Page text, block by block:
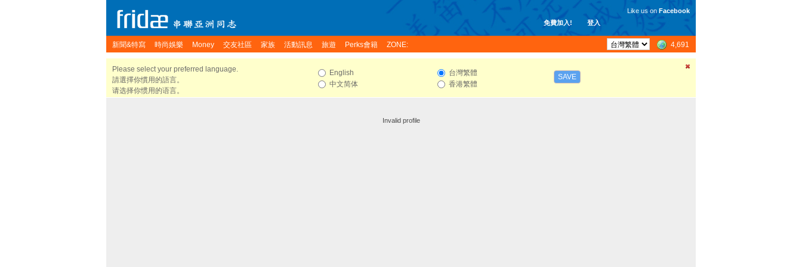
免費加入! 登入
Like us on Facebook
新聞&特寫 時尚娛樂 Money 交友社區 家族 活動訊息 旅遊 Perks會籍 ZONE: 4,691
Please select your preferred language.
請選擇你慣用的語言。
请选择你惯用的语言。
English
中文简体
台灣繁體
香港繁體
SAVE
Invalid profile